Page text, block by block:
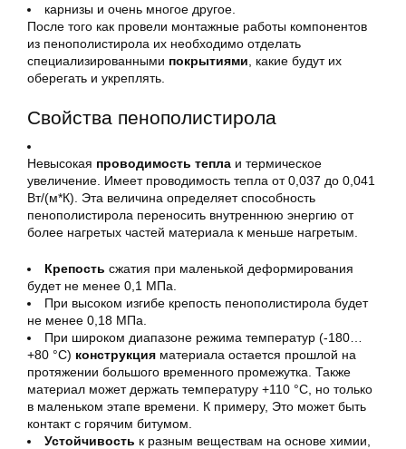
карнизы и очень многое другое.
После того как провели монтажные работы компонентов
из пенополистирола их необходимо отделать
специализированными покрытиями , какие будут их
оберегать и укреплять.
Свойства пенополистирола
Невысокая проводимость тепла и термическое
увеличение. Имеет проводимость тепла от 0,037 до 0,041
Вт/(м*К). Эта величина определяет способность
пенополистирола переносить внутреннюю энергию от
более нагретых частей материала к меньше нагретым.
Крепость сжатия при маленькой деформирования
будет не менее 0,1 МПa.
При высоком изгибе крепость пенополистирола будет
не менее 0,18 МПa.
При широком диапазоне режима температур (-180…
+80 °С) конструкция материала остается прошлой на
протяжении большого временного промежутка. Также
материал может держать температуру +110 °С, но только
в маленьком этапе времени. К примеру, Это может быть
контакт с горячим битумом.
Устойчивость к разным веществам на основе химии,